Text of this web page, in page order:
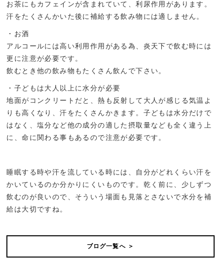
お茶にもカフェインが含まれていて、利尿作用があります。
汗をたくさんかいた後に補給する飲み物には適しません。
・お酒
アルコールには高い利用作用がある為、炎天下で飲む時には
更に注意が必要です。
飲むとき他の飲み物もたくさん飲んで下さい。
・子どもは大人以上に水分が必要
地面がコンクリートだと、熱も反射して大人が感じる気温よ
りも高くなり、汗をたくさんかきます。子どもは水分だけで
はなく、塩分など他の成分の適した摂取量なども全く違う上
に、命に関わる事もあるので注意が必要です。
睡眠する時や汗を流している時には、自分がどれくらい汗を
かいているのか分かりにくいものです。乾く前に、少しずつ
飲むのが良いので、そういう場面も見落とさないで水分を補
給は大切ですね。
ブログ一覧へ ＞